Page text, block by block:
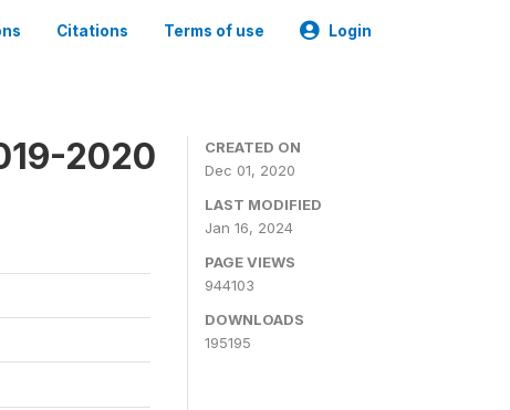
Citations Terms of use Login
2020
CREATED ON
Dec 01, 2020
LAST MODIFIED
Jan 16, 2024
PAGE VIEWS
944103
DOWNLOADS
195195